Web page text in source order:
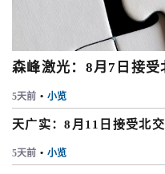
森峰激光：8月7日接受
5天前 • 小览
天广实：8月11日接受北
5天前 • 小览